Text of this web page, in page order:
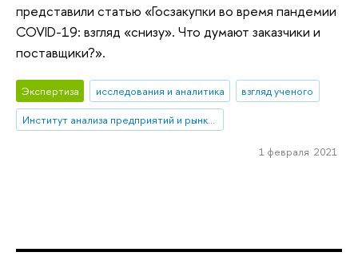
представили статью «Госзакупки во время пандемии
COVID-19: взгляд «снизу». Что думают заказчики и
поставщики?».
Экспертиза исследования и аналитика
взгляд ученого
Институт анализа предприятий и рынков
1 февраля 2021